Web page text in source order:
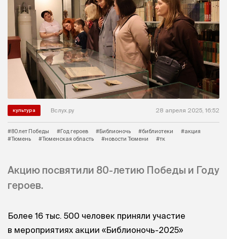
культура Вслух.ру 28 апреля 2025, 16:52
#80 лет Победы #Год героев #Библионочь #библиотеки
#акция
#Тюмень
#Тюменская область #новости Тюмени #тк
Акцию посвятили 80-летию Победы и Году
героев.
Более 16 тыс. 500 человек приняли участие
в мероприятиях акции «Библионочь-2025»